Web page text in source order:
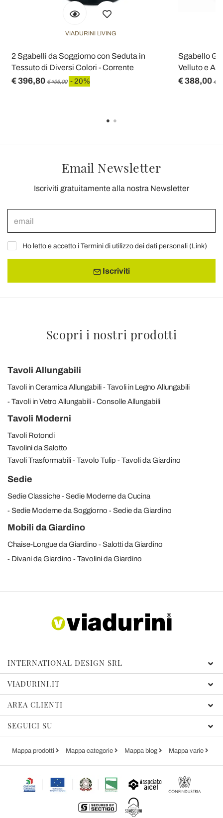
VIADURINI LIVING
2 Sgabelli da Soggiorno con Seduta in
Tessuto di Diversi Colori - Corrente
€ 396,80 € 496,00 - 20%
Sgabello
Velluto e
€ 388,00 €
Email Newsletter
Iscriviti gratuitamente alla nostra Newsletter
Ho letto e accetto i Termini di utilizzo dei dati personali (Link)
Iscriviti
Scopri i nostri prodotti
Tavoli Allungabili
Tavoli in Ceramica Allungabili
Tavoli in Legno Allungabili
Tavoli in Vetro Allungabili
Consolle Allungabili
Tavoli Moderni
Tavoli Rotondi
Tavolini da Salotto
Tavoli Trasformabili
Tavolo Tulip Tavoli da Giardino
Sedie
Sedie Classiche
Sedie Moderne da Cucina
Sedie Moderne da Soggiorno
Sedie da Giardino
Mobili da Giardino
Chaise-Longue da Giardino
Salotti da Giardino
Divani da Giardino
Tavolini da Giardino
INTERNATIONAL DESIGN SRL
VIADURINI.IT
AREA CLIENTI
SEGUICI SU
Mappa prodotti Mappa categorie Mappa blog Mappa varie